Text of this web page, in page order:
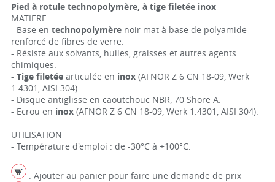
Pied à rotule technopolymère, à tige filetée inox
MATIERE
- Base en technopolymèrenoir mat à base de polyamide
renforcé de fibres de verre.
- Résiste aux solvants, huiles, graisses et autres agents
chimiques.
- Tige filetéearticulée en inox(AFNOR Z 6 CN 18-09, Werk
1.4301, AISI 304).
- Disque antiglisse en caoutchouc NBR, 70 Shore A.
- Ecrou en inox(AFNOR Z 6 CN 18-09, Werk 1.4301, AISI 304).
UTILISATION
- Température d'emploi : de -30°C à +100°C.
: Ajouter au panier pour faire une demande de prix